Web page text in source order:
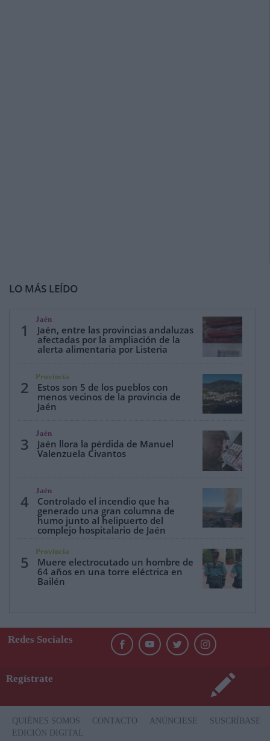
LO MÁS LEÍDO
1
Jaén
Jaén, entre las provincias andaluzas
afectadas por la ampliación de la
alerta alimentaria por Listeria
2
Provincia
Estos son 5 de los pueblos con
menos vecinos de la provincia de
Jaén
3
Jaén
Jaén llora la pérdida de Manuel
Valenzuela Civantos
4
Jaén
Controlado el incendio que ha
generado una gran columna de
humo junto al helipuerto del
complejo hospitalario de Jaén
5
Provincia
Muere electrocutado un hombre de
64 años en una torre eléctrica en
Bailén
Redes Sociales
Regístrate
QUIÉNES SOMOS CONTACTO ANÚNCIESE
SUSCRÍBASE
EDICIÓN DIGITAL